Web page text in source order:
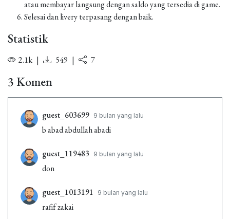
atau membayar langsung dengan saldo yang tersedia di game.
Selesai dan livery terpasang dengan baik.
Statistik
2.1k | 549 | 7
3 Komen
guest_603699 9 bulan yang lalu
b abad abdullah abadi
guest_119483 9 bulan yang lalu
don
guest_1013191 9 bulan yang lalu
rafif zakai